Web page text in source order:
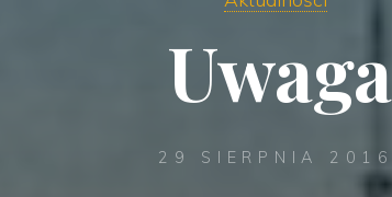
Uwaga
29 SIERPNIA 2016